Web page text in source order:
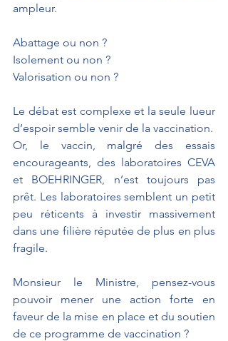
ampleur.
Abattage ou non ?
Isolement ou non ?
Valorisation ou non ?
Le débat est complexe et la seule lueur
Or, le vaccin, malgré des essais
encourageants, des laboratoires CEVA
et BOEHRINGER, n’est toujours pas
prêt. Les laboratoires semblent un petit
peu réticents à investir massivement
dans une filière réputée de plus en plus
fragile.
Monsieur le Ministre, pensez-vous
pouvoir mener une action forte en
faveur de la mise en place et du soutien
de ce programme de vaccination ?